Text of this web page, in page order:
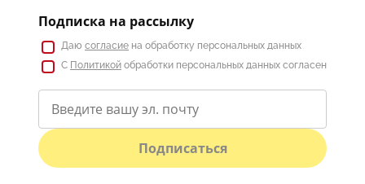
Подписка на рассылку
Даю согласие на обработку персональных данных
С Политикой обработки персональных данных согласен
Подписаться